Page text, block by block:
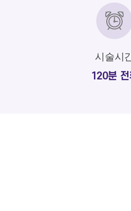
시술시
120분 전